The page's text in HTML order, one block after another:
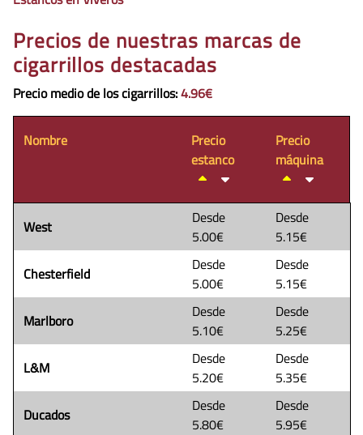
Precios de nuestras marcas de
cigarrillos destacadas
Precio medio de los cigarrillos:4.96€
Nombre
Precio
estanco
Precio
máquina
West
Desde
5.00€
Desde
5.15€
Chesterfield
Desde
5.00€
Desde
5.15€
Marlboro
Desde
5.10€
Desde
5.25€
L&M
Desde
5.20€
Desde
5.35€
Ducados
Desde
5.80€
Desde
5.95€